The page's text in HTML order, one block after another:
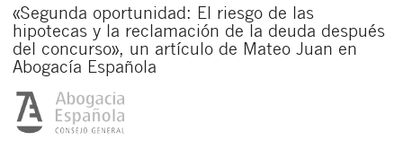
«Segunda oportunidad: El riesgo de las
hipotecas y la reclamación de la deuda después
del concurso», un artículo de Mateo Juan en
Abogacía Española